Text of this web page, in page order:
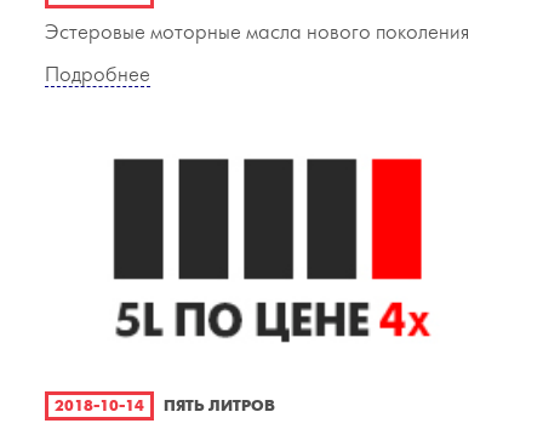
Эстеровые моторные масла нового поколения
Подробнее
2018-10-14 ПЯТЬ ЛИТРОВ